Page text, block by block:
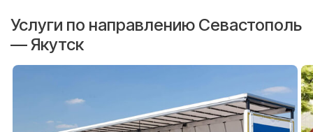
Услуги по направлению Севастополь
— Якутск